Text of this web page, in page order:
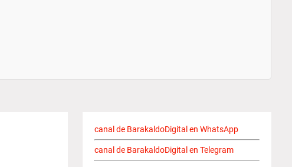
canal de BarakaldoDigital en WhatsApp
canal de BarakaldoDigital en Telegram